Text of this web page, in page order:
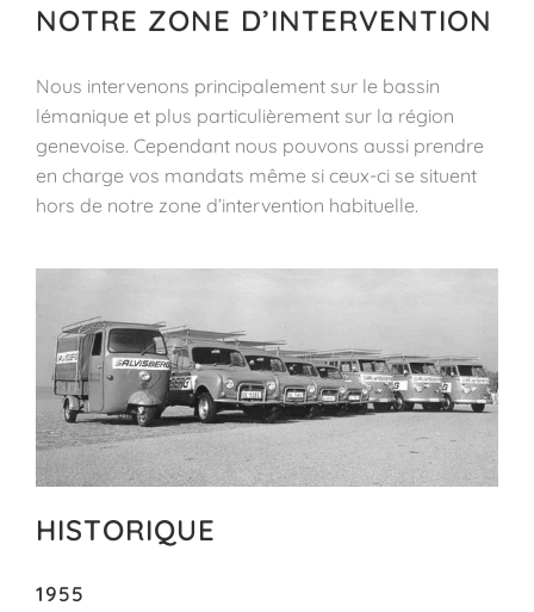
NOTRE ZONE D’INTERVENTION
Nous intervenons principalement sur le bassin
lémanique et plus particulièrement sur la région
genevoise. Cependant nous pouvons aussi prendre
en charge vos mandats même si ceux-ci se situent
hors de notre zone d’intervention habituelle.
HISTORIQUE
1955